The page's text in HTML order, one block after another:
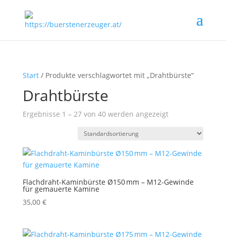
Start/ Produkte verschlagwortet mit „Drahtbürste“
Drahtbürste
Ergebnisse 1 – 27 von 40 werden angezeigt
Flachdraht-Kaminbürste Ø150 mm – M12-Gewinde
für gemauerte Kamine
35,00 €